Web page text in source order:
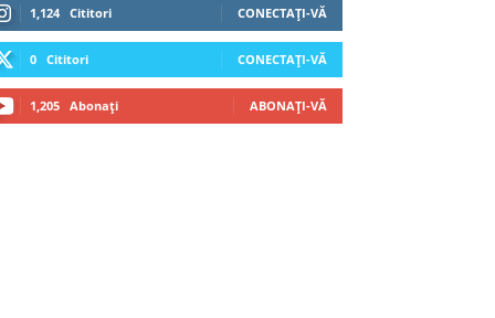
1,124 Cititori CONECTAȚI-VĂ
0 Cititori CONECTAȚI-VĂ
1,205 Abonați ABONAȚI-VĂ